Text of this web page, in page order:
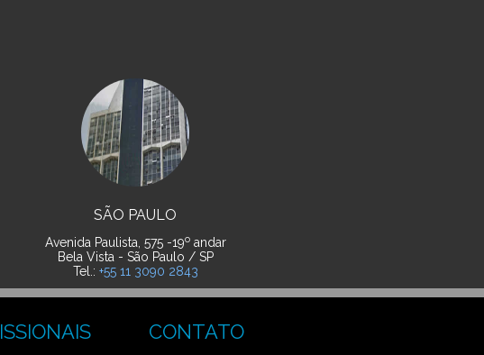
SÃO PAULO
Avenida Paulista, 575 -19oandar
Bela Vista - São Paulo / SP
Tel.: +55 11 3090 2843
CONTATO